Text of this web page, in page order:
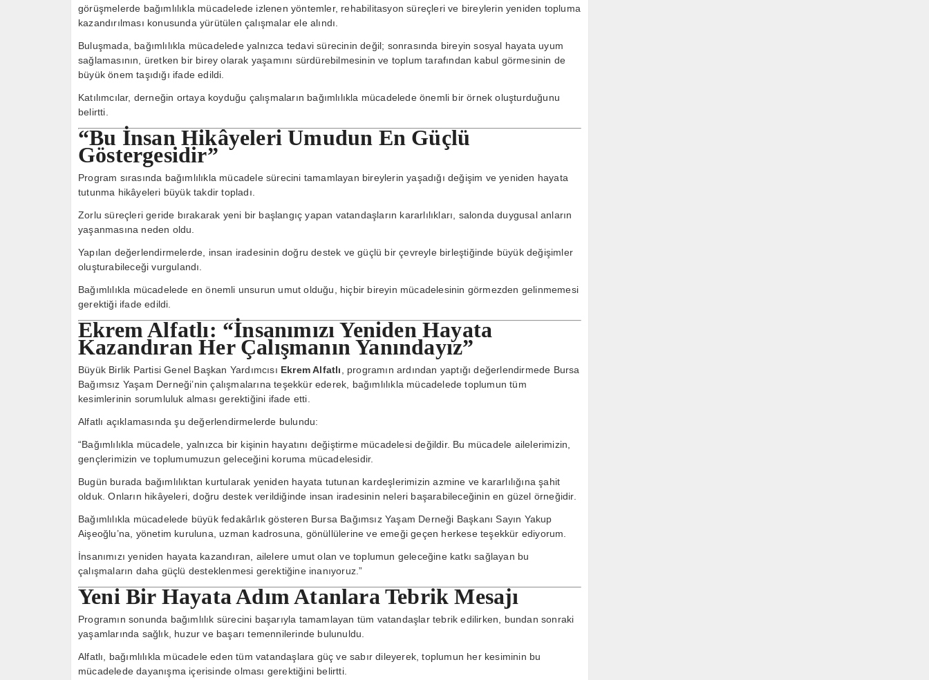
görüşmelerde bağımlılıkla mücadelede izlenen yöntemler, rehabilitasyon süreçleri ve bireylerin yeniden topluma
kazandırılması konusunda yürütülen çalışmalar ele alındı.
Buluşmada, bağımlılıkla mücadelede yalnızca tedavi sürecinin değil; sonrasında bireyin sosyal hayata uyum
sağlamasının, üretken bir birey olarak yaşamını sürdürebilmesinin ve toplum tarafından kabul görmesinin de
büyük önem taşıdığı ifade edildi.
Katılımcılar, derneğin ortaya koyduğu çalışmaların bağımlılıkla mücadelede önemli bir örnek oluşturduğunu
belirtti.
“Bu İnsan Hikâyeleri Umudun En Güçlü
Göstergesidir”
Program sırasında bağımlılıkla mücadele sürecini tamamlayan bireylerin yaşadığı değişim ve yeniden hayata
tutunma hikâyeleri büyük takdir topladı.
Zorlu süreçleri geride bırakarak yeni bir başlangıç yapan vatandaşların kararlılıkları, salonda duygusal anların
yaşanmasına neden oldu.
Yapılan değerlendirmelerde, insan iradesinin doğru destek ve güçlü bir çevreyle birleştiğinde büyük değişimler
oluşturabileceği vurgulandı.
Bağımlılıkla mücadelede en önemli unsurun umut olduğu, hiçbir bireyin mücadelesinin görmezden gelinmemesi
gerektiği ifade edildi.
Ekrem Alfatlı: “İnsanımızı Yeniden Hayata
Kazandıran Her Çalışmanın Yanındayız”
Büyük Birlik Partisi Genel Başkan Yardımcısı Ekrem Alfatlı
, programın ardından yaptığı değerlendirmede Bursa
Bağımsız Yaşam Derneği’nin çalışmalarına teşekkür ederek, bağımlılıkla mücadelede toplumun tüm
kesimlerinin sorumluluk alması gerektiğini ifade etti.
Alfatlı açıklamasında şu değerlendirmelerde bulundu:
“Bağımlılıkla mücadele, yalnızca bir kişinin hayatını değiştirme mücadelesi değildir. Bu mücadele ailelerimizin,
gençlerimizin ve toplumumuzun geleceğini koruma mücadelesidir.
Bugün burada bağımlılıktan kurtularak yeniden hayata tutunan kardeşlerimizin azmine ve kararlılığına şahit
olduk. Onların hikâyeleri, doğru destek verildiğinde insan iradesinin neleri başarabileceğinin en güzel örneğidir.
Bağımlılıkla mücadelede büyük fedakârlık gösteren Bursa Bağımsız Yaşam Derneği Başkanı Sayın Yakup
Aişeoğlu’na, yönetim kuruluna, uzman kadrosuna, gönüllülerine ve emeği geçen herkese teşekkür ediyorum.
İnsanımızı yeniden hayata kazandıran, ailelere umut olan ve toplumun geleceğine katkı sağlayan bu
çalışmaların daha güçlü desteklenmesi gerektiğine inanıyoruz.”
Yeni Bir Hayata Adım Atanlara Tebrik Mesajı
Programın sonunda bağımlılık sürecini başarıyla tamamlayan tüm vatandaşlar tebrik edilirken, bundan sonraki
yaşamlarında sağlık, huzur ve başarı temennilerinde bulunuldu.
Alfatlı, bağımlılıkla mücadele eden tüm vatandaşlara güç ve sabır dileyerek, toplumun her kesiminin bu
mücadelede dayanışma içerisinde olması gerektiğini belirtti.